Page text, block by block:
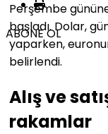
ABONE OL
Perşembe
başladı. Dolar,
yaparken,
belirlendi.
Alış ve
rakamlar